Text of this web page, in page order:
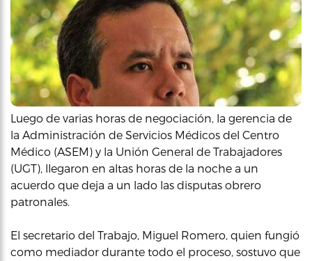
Luego de varias horas de negociación, la gerencia de
la Administración de Servicios Médicos del Centro
Médico (ASEM) y la Unión General de Trabajadores
(UGT), llegaron en altas horas de la noche a un
acuerdo que deja a un lado las disputas obrero
patronales.
El secretario del Trabajo, Miguel Romero, quien fungió
como mediador durante todo el proceso, sostuvo que